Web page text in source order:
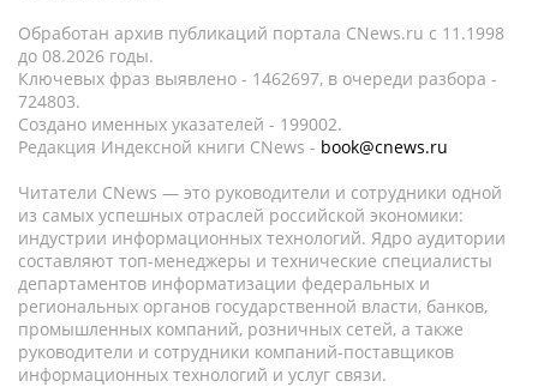
Обработан архив публикаций портала CNews.ru c 11.1998
до 08.2026 годы.
Ключевых фраз выявлено - 1462697, в очереди разбора -
724803.
Создано именных указателей - 199002.
Редакция Индексной книги CNews - book@cnews.ru
Читатели CNews — это руководители и сотрудники одной
из самых успешных отраслей российской экономики:
индустрии информационных технологий. Ядро аудитории
составляют топ-менеджеры и технические специалисты
департаментов информатизации федеральных и
региональных органов государственной власти, банков,
промышленных компаний, розничных сетей, а также
руководители и сотрудники компаний-поставщиков
информационных технологий и услуг связи.